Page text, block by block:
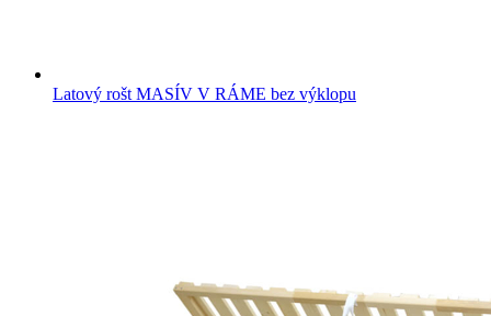
Latový rošt MASÍV V RÁME bez výklopu